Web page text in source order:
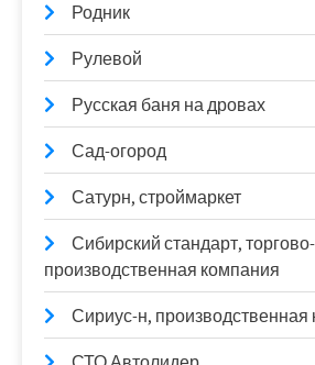
Родник
Рулевой
Русская баня на дровах
Сад-огород
Сатурн, строймаркет
Сибирский стандарт, торгово-
производственная компания
Сириус-н, производственная